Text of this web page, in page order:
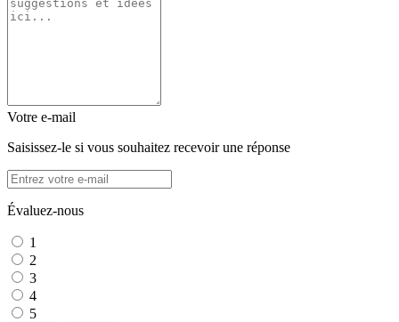
Votre e-mail
Saisissez-le si vous souhaitez recevoir une réponse
Évaluez-nous
1
2
3
4
5